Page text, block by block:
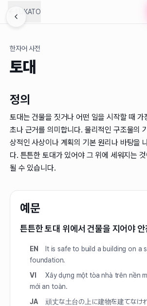
LUKATO
한자어 사전
토대
정의
토대는 건물을 짓거나 어떤 일을 시작할 때 가
초나 근거를 의미합니다. 물리적인 구조물의
상적인 사상이나 계획의 기본 원리나 바탕을
다. 튼튼한 토대가 있어야 그 위에 세워지는
될 수 있습니다.
예문
튼튼한 토대 위에서 건물을 지어야
EN
It is safe to build a building on a
foundation.
VI
Xây dựng một tòa nhà trên nền
mới an toàn.
JA
頑丈な土台の上に建物を建てなけ